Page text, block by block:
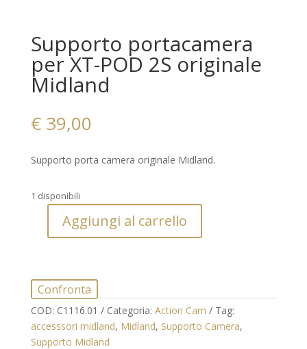
Supporto portacamera
per XT-POD 2S originale
Midland
€39,00
Supporto porta camera originale Midland.
1 disponibili
Supporto
POD
2S
originale
Midland
Aggiungi al carrello
Confronta
COD: C1116.01 Categoria: Action Cam
Tag:
accesssori midland, Midland, Supporto Camera,
Supporto Midland